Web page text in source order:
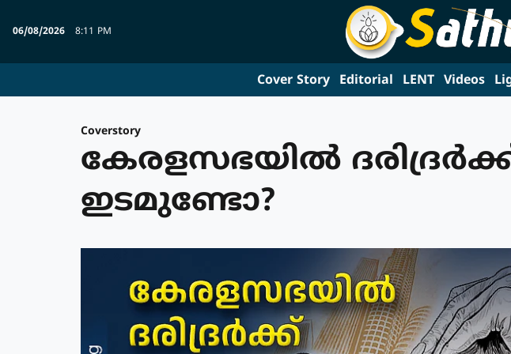
06/08/2026 8:11 PM
Cover Story Editorial LENT Videos
Coverstory
കേരളസഭയില്‍
ഇടമുണ്ടോ?